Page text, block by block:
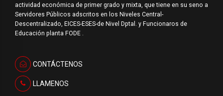
actividad económica de primer grado y mixta, que tiene en su seno a
Servidores Públicos adscritos en los Niveles Central-
Descentralizado, EICES-ESES-de Nivel Dptal. y Funcionaros de
Educación planta FODE .
CONTÁCTENOS
LLAMENOS